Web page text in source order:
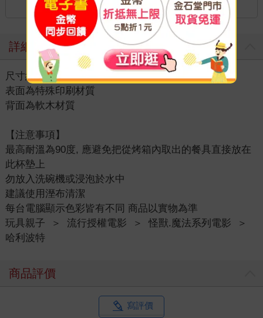
詳細資料
尺寸約為：10 × 10公分
表面為特殊印刷材質
背面為軟木材質
【注意事項】
最高耐溫為90度, 應避免把從烤箱內取出的餐具直接放在
此杯墊上
勿放入洗碗機或浸泡於水中
建議使用溼布清潔
每台電腦顯示色彩皆有不同 商品以實物為準
玩具親子
＞ 流行授權電影 ＞ 怪獸.魔法系列電影
＞
哈利波特
商品評價
寫評價